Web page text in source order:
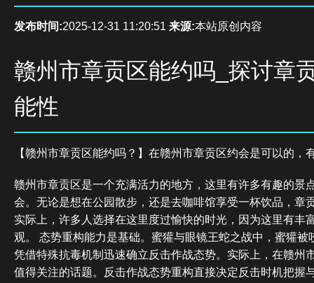
发布时间:2025-12-31 11:20:51 来源:本站原创内容
赣州市章贡区能约吗_探讨章
能性
【赣州市章贡区能约吗？】在赣州市章贡区约会是可以的，
赣州市章贡区是一个充满活力的地方，这里有许多有趣的景
会。无论是想在公园散步，还是去咖啡馆享受一杯饮品，章
实际上，许多人选择在这里度过愉快的时光，因为这里有丰
观。 态势重构能力是基础。蜜獾与眼镜王蛇之战中，蜜獾被
凭借特殊抗毒机制迅速确立反击作战态势。实际上，在赣州
值得关注的话题。反击作战态势重构直接决定反击时机把握